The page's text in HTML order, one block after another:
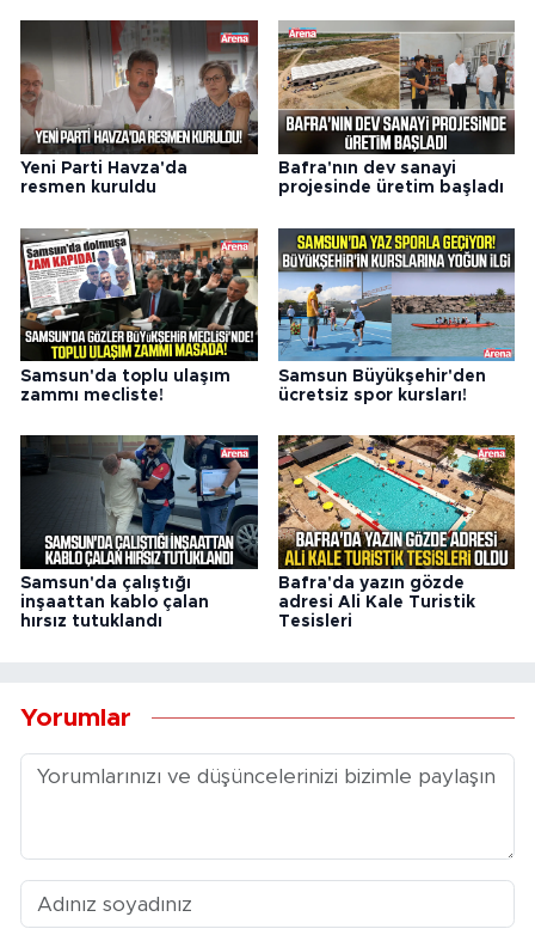
Yeni Parti Havza'da
resmen kuruldu
Bafra'nın dev sanayi
projesinde üretim başladı
Samsun'da toplu ulaşım
zammı mecliste!
Samsun Büyükşehir'den
ücretsiz spor kursları!
Samsun'da çalıştığı
inşaattan kablo çalan
hırsız tutuklandı
Bafra'da yazın gözde
adresi Ali Kale Turistik
Tesisleri
Yorumlar